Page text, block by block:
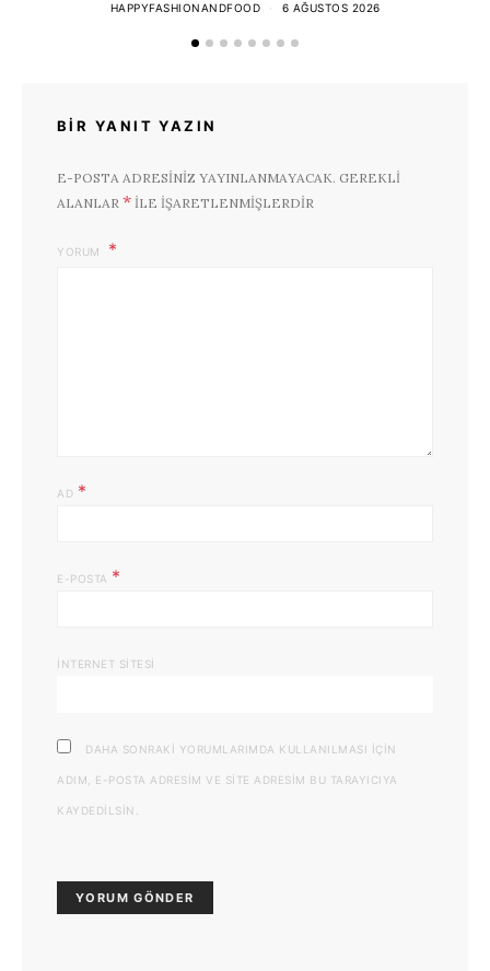
HAPPYFASHIONANDFOOD 6 AĞUSTOS 2026
BIR YANIT YAZIN
E-POSTA ADRESINIZ YAYINLANMAYACAK. GEREKLI
ALANLAR * ILE IŞARETLENMIŞLERDIR
YORUM
AD *
E-POSTA *
İNTERNET SITESI
DAHA SONRAKI YORUMLARIMDA KULLANILMASI IÇIN
ADIM, E-POSTA ADRESIM VE SITE ADRESIM BU TARAYICIYA
KAYDEDILSIN.